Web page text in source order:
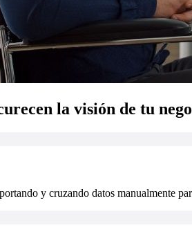
la visión de tu
y cruzando datos manualmente